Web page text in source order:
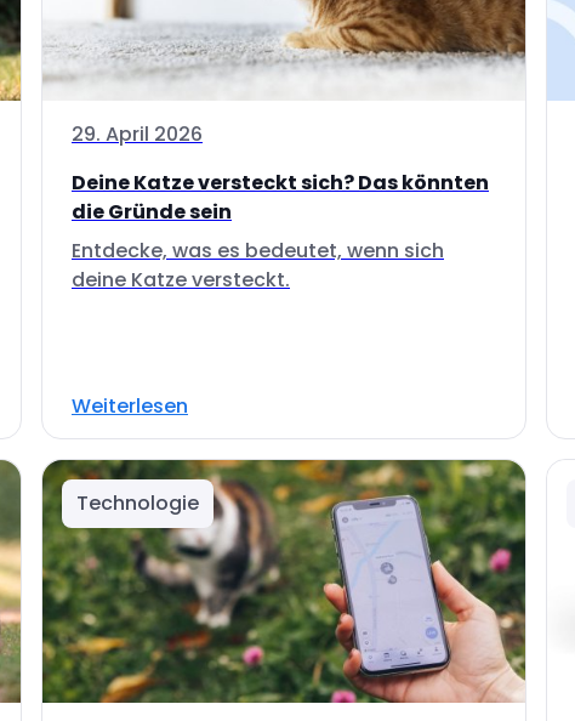
29. April 2026
Deine Katze versteckt sich? Das könnten
die Gründe sein
Entdecke, was es bedeutet, wenn sich
deine Katze versteckt.
Weiterlesen
Technologie